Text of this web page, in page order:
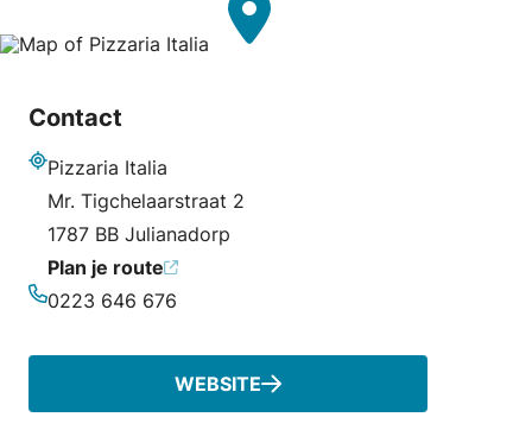
Contact
Pizzaria Italia
Mr. Tigchelaarstraat 2
1787 BB Julianadorp
Plan je route
0223 646 676
WEBSITE